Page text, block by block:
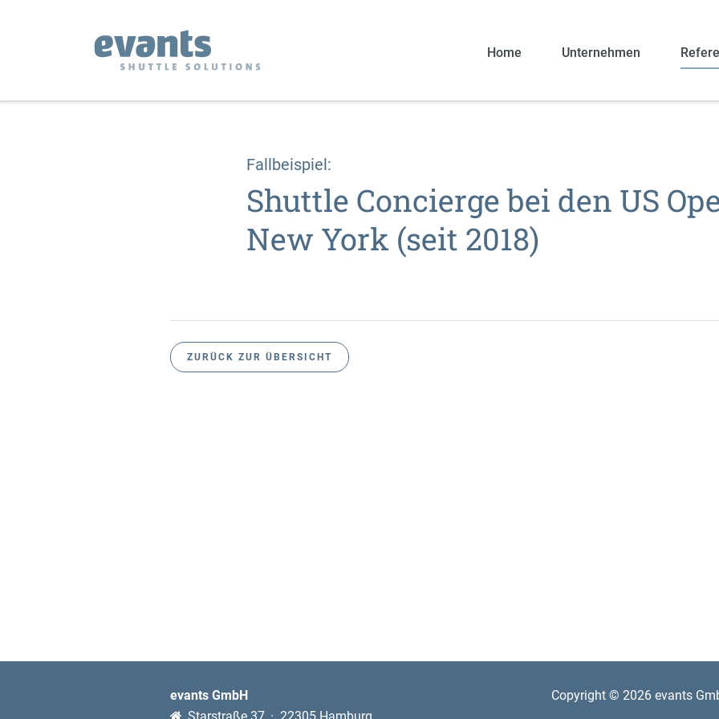
Home Unternehmen
Fallbeispiel:
Shuttle Concierge bei den US
New York (seit 2018)
ZURÜCK ZUR ÜBERSICHT
evants GmbH
Copyright © 2026 evants